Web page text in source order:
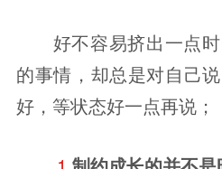
好不容易挤出一点
的事情，却总是对自己
好，等状态好一点再说；